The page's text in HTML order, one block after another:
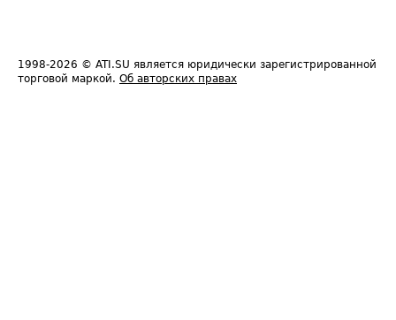
1998-2026 © ATI.SU является юридически зарегистрированной
торговой маркой. Об авторских правах